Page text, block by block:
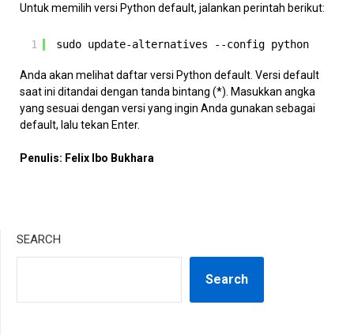
Untuk memilih versi Python default, jalankan perintah berikut:
1 sudo update-alternatives --config python
Anda akan melihat daftar versi Python default. Versi default
saat ini ditandai dengan tanda bintang (*). Masukkan angka
yang sesuai dengan versi yang ingin Anda gunakan sebagai
default, lalu tekan Enter.
Penulis: Felix Ibo Bukhara
SEARCH
Search